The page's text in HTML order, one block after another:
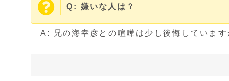
Q: 嫌いな人は？
A: 兄の海幸彦との喧嘩は少し後悔しています